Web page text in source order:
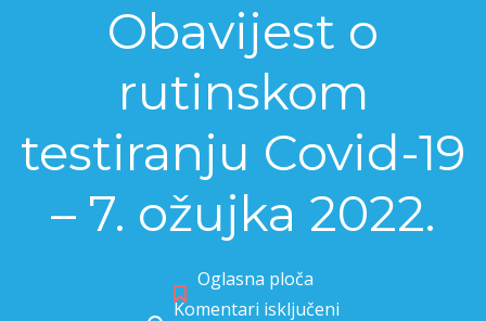
Obavijest o
rutinskom
testiranju Covid-19
– 7. ožujka 2022.
Oglasna ploča
Komentari isključeni